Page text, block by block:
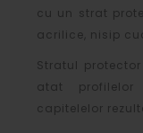
cu un strat
acrilice, nisip
Stratul
atat
capitelelor